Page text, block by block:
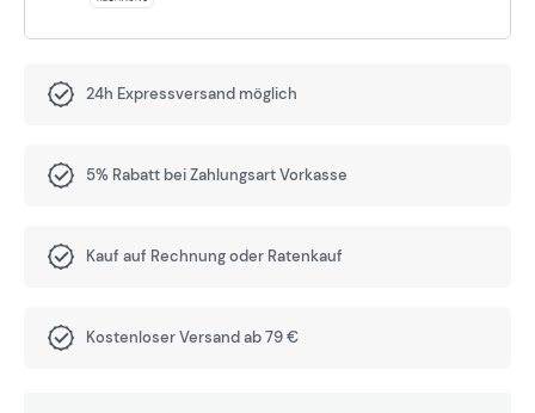
24h Expressversand möglich
5% Rabatt bei Zahlungsart Vorkasse
Kauf auf Rechnung oder Ratenkauf
Kostenloser Versand ab 79 €